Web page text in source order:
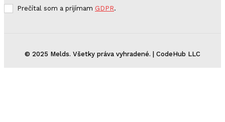
Prečítal som a prijímam GDPR.
© 2025 Melds. Všetky práva vyhradené. | CodeHub LLC